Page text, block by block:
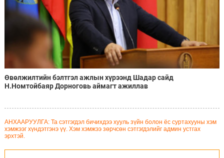
Өвөлжилтийн бэлтгэл ажлын хүрээнд Шадар сайд
Н.Номтойбаяр Дорноговь аймагт ажиллав
АНХААРУУЛГА: Та сэтгэгдэл бичихдээ хууль зүйн болон ёс суртахууны хэм
хэмжээг хүндэтгэнэ үү. Хэм хэмжээ зөрчсөн сэтгэгдэлийг админ устгах
эрхтэй.